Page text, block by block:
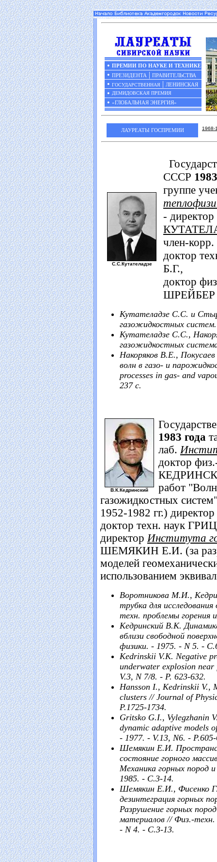
• ПРЕМИИ ПО НАУКЕ И ТЕХНИКЕ
• ПРЕЗИДЕНТА | ПРАВИТЕЛЬСТВА
• ГОСУДАРСТВЕННАЯ | ЛЕНИНСКАЯ
• ДЕМИДОВСКАЯ ПРЕМИЯ
• «ГЛОБАЛЬНАЯ ЭНЕРГИЯ»
ЛАУРЕАТЫ ГОСПРЕМИИ 1968-
С.С.Кутателадзе
СССР
группе
- директор
член-корр.
доктор
Б.Г.,
доктор
ШРЕЙБЕР
Кутателадзе С.С. и
газожидкостных
Кутателадзе С.С.,
газожидкостных
Накоряков В.Е.,
волн в газо- и
processes in gas- and
237 с.
В.К.Кедринский
1983 года
лаб.
доктор
работ
газожидкостных
1952-1982 гг.) директор
доктор техн. наук
директорИнститута
ШЕМЯКИН Е.И. (за
моделей
использованием
Воротникова М.И.,
трубка для
техн. проблемы горения
Кедринский В.К.
вблизи свободной
физики. - 1975. - N 5. -
Kedrinskii V.K. Negative
underwater explosion
V.3, N 7/8. - P. 623-632.
Hansson I., Kedrinskii V.,
clusters // Journal of
P.1725-1734.
Gritsko G.I., Vylegzhanin
dynamic adaptive models
- 1977. - V.13, N6. -
Шемякин Е.И.
состояние горного
Механика горных пород
1985. - С.3-14.
Шемякин Е.И., Фисенко
дезинтеграция горных
Разрушение горных
материалов // Физ.-техн.
- N 4. - С.3-13.